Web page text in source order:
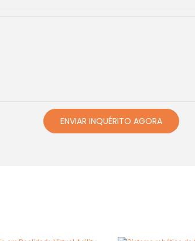
ENVIAR INQUÉRITO AGORA